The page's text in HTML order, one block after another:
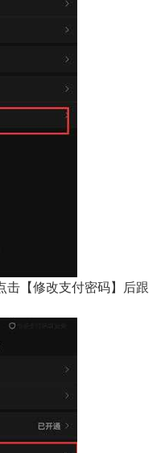
击【修改支付密码】后跟